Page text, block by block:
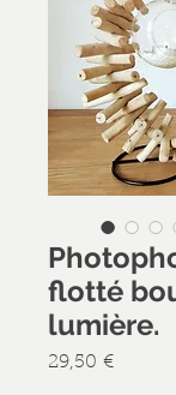
flotté
lumière.
29,50 €Prix